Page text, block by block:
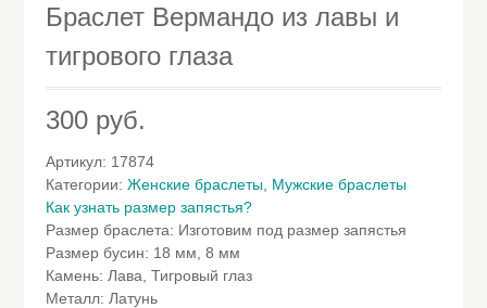
Браслет Вермандо из лавы и
тигрового глаза
300 руб.
Артикул: 17874
Категории: Женские браслеты, Мужские браслеты
Как узнать размер запястья?
Размер браслета: Изготовим под размер запястья
Размер бусин: 18 мм, 8 мм
Камень: Лава, Тигровый глаз
Металл: Латунь